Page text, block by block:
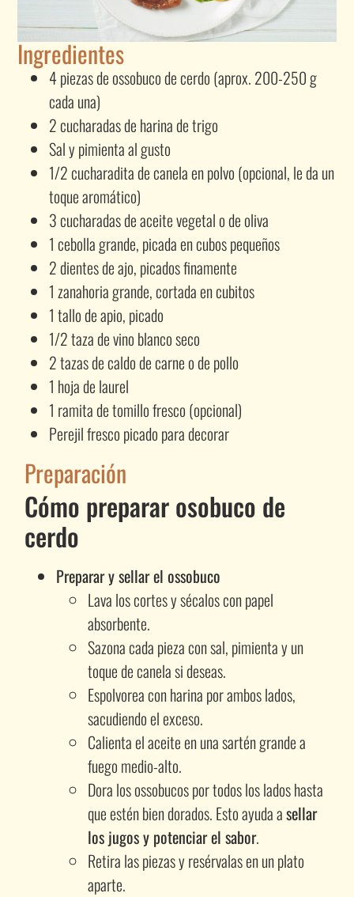
Ingredientes
4 piezas de ossobuco de cerdo (aprox. 200-250 g
cada una)
2 cucharadas de harina de trigo
Sal y pimienta al gusto
1/2 cucharadita de canela en polvo (opcional, le da un
toque aromático)
3 cucharadas de aceite vegetal o de oliva
1 cebolla grande, picada en cubos pequeños
2 dientes de ajo, picados finamente
1 zanahoria grande, cortada en cubitos
1 tallo de apio, picado
1/2 taza de vino blanco seco
2 tazas de caldo de carne o de pollo
1 hoja de laurel
1 ramita de tomillo fresco (opcional)
Perejil fresco picado para decorar
Preparación
Cómo preparar osobuco de
cerdo
Preparar y sellar el ossobuco
Lava los cortes y sécalos con papel
absorbente.
Sazona cada pieza con sal, pimienta y un
toque de canela si deseas.
Espolvorea con harina por ambos lados,
sacudiendo el exceso.
Calienta el aceite en una sartén grande a
fuego medio-alto.
Dora los ossobucos por todos los lados hasta
que estén bien dorados. Esto ayuda asellar
los jugos y potenciar el sabor.
Retira las piezas y resérvalas en un plato
aparte.